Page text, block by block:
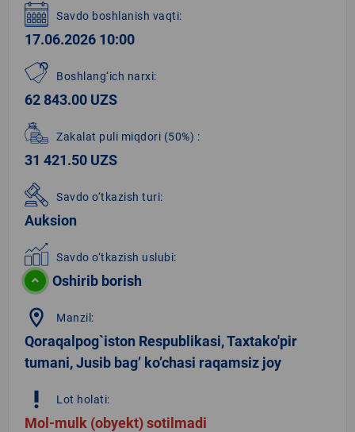
Savdo boshlanish vaqti:
17.06.2026 10:00
Boshlang‘ich narxi:
62 843.00 UZS
Zakalat puli miqdori (50%) :
31 421.50 UZS
Savdo o‘tkazish turi:
Auksion
Savdo o‘tkazish uslubi:
Oshirib borish
location_on Manzil:
Qoraqalpog`iston Respublikasi, Taxtako'pir
tumani, Jusib bag’ ko’chasi raqamsiz joy
priority_high Lot holati:
Mol-mulk (obyekt) sotilmadi